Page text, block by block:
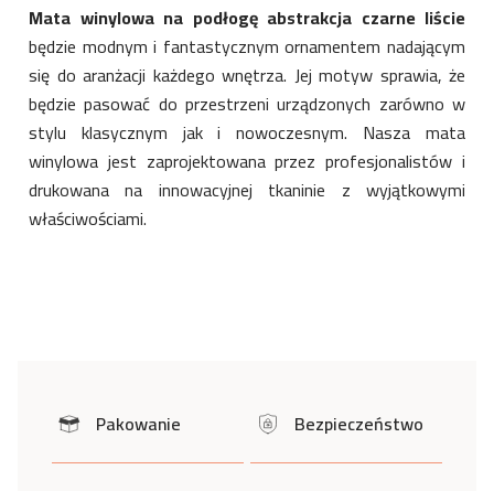
Mata winylowa na podłogę abstrakcja czarne liście
będzie modnym i fantastycznym ornamentem nadającym
się do aranżacji każdego wnętrza. Jej motyw sprawia, że
będzie pasować do przestrzeni urządzonych zarówno w
stylu klasycznym jak i nowoczesnym. Nasza mata
winylowa jest zaprojektowana przez profesjonalistów i
drukowana na innowacyjnej tkaninie z wyjątkowymi
właściwościami.
icon Pakowanie icon Bezpieczeństwo